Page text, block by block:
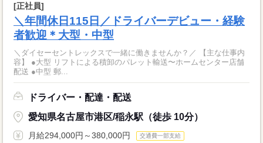
[正社員]
＼年間休日115日／ドライバーデビュー・経験
者歓迎＊大型・中型
＼ダイセーセントレックスで一緒に働きませんか？／ 【主な仕事内
容】 ●大型 リフトによる積卸のパレット輸送〜ホームセンター店舗
配送 ●中型 郵...
ドライバー・配達・配送
愛知県名古屋市港区/稲永駅（徒歩 10分）
月給294,000円～380,000円 交通費一部支給